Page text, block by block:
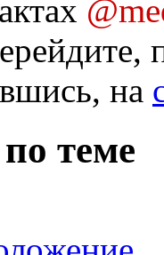
на
теме